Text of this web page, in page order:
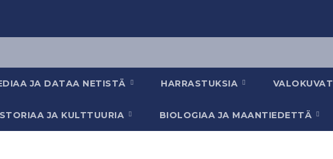
JA DATAA NETISTÄ HARRASTUKSIA VALOKUVAT
JA KULTTUURIA BIOLOGIAA JA MAANTIEDETTÄ